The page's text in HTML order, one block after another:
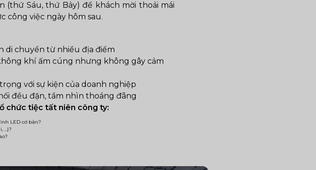
(thứ Sáu, thứ Bảy) để khách mời thoải mái
công việc ngày hôm sau.
di chuyển từ nhiều địa điểm
khí ấm cúng nhưng không gây cảm
với sự kiện của doanh nghiệp
đều đặn, tầm nhìn thoáng đãng
chức tiệc tất niên công ty:
LED cơ bản?
…)?